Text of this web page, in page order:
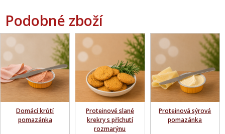
Podobné zboží
Domácí krůtí
pomazánka
Proteinové slané
krekry s příchutí
rozmarýnu
Proteinová sýrová
pomazánka